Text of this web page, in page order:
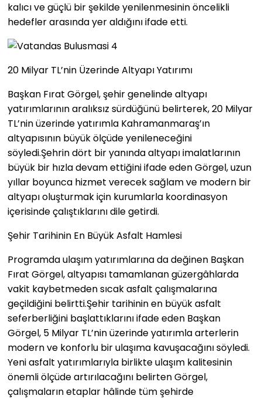
kalıcı ve güçlü bir şekilde yenilenmesinin öncelikli
hedefler arasında yer aldığını ifade etti.
20 Milyar TL’nin Üzerinde Altyapı Yatırımı
Başkan Fırat Görgel, şehir genelinde altyapı
yatırımlarının aralıksız sürdüğünü belirterek, 20 Milyar
TL’nin üzerinde yatırımla Kahramanmaraş’ın
altyapısının büyük ölçüde yenileneceğini
söyledi.Şehrin dört bir yanında altyapı imalatlarının
büyük bir hızla devam ettiğini ifade eden Görgel, uzun
yıllar boyunca hizmet verecek sağlam ve modern bir
altyapı oluşturmak için kurumlarla koordinasyon
içerisinde çalıştıklarını dile getirdi.
Şehir Tarihinin En Büyük Asfalt Hamlesi
Programda ulaşım yatırımlarına da değinen Başkan
Fırat Görgel, altyapısı tamamlanan güzergâhlarda
vakit kaybetmeden sıcak asfalt çalışmalarına
geçildiğini belirtti.Şehir tarihinin en büyük asfalt
seferberliğini başlattıklarını ifade eden Başkan
Görgel, 5 Milyar TL’nin üzerinde yatırımla arterlerin
modern ve konforlu bir ulaşıma kavuşacağını söyledi.
Yeni asfalt yatırımlarıyla birlikte ulaşım kalitesinin
önemli ölçüde artırılacağını belirten Görgel,
çalışmaların etaplar hâlinde tüm şehirde